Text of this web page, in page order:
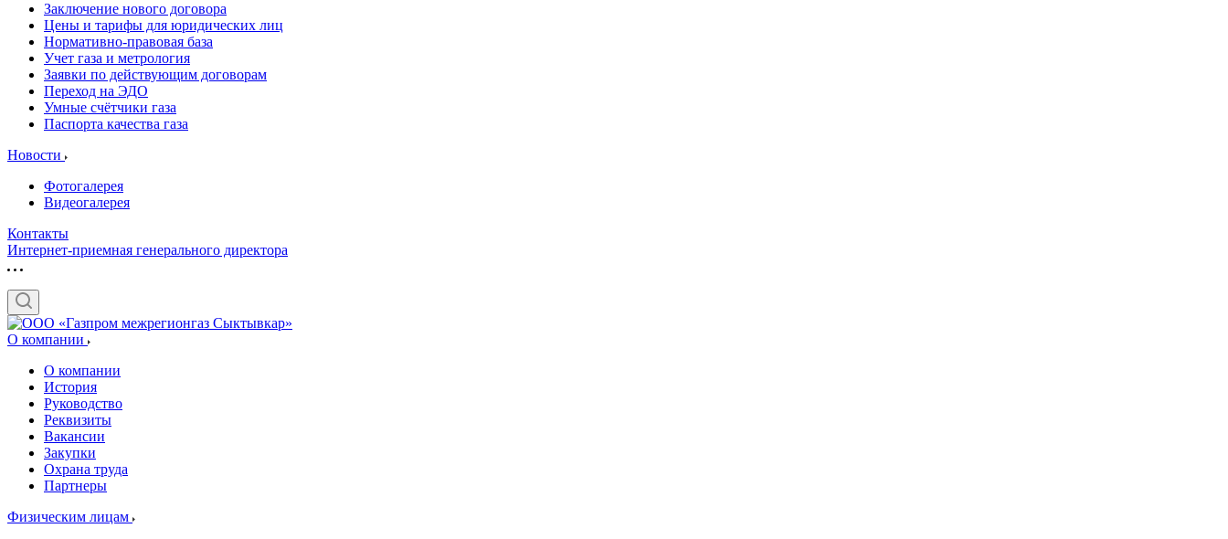
Заключение нового договора
Цены и тарифы для юридических лиц
Нормативно-правовая база
Учет газа и метрология
Заявки по действующим договорам
Переход на ЭДО
Умные счётчики газа
Паспорта качества газа
Новости
Фотогалерея
Видеогалерея
Контакты
Интернет-приемная генерального директора
О компании
О компании
История
Руководство
Реквизиты
Вакансии
Закупки
Охрана труда
Партнеры
Физическим лицам